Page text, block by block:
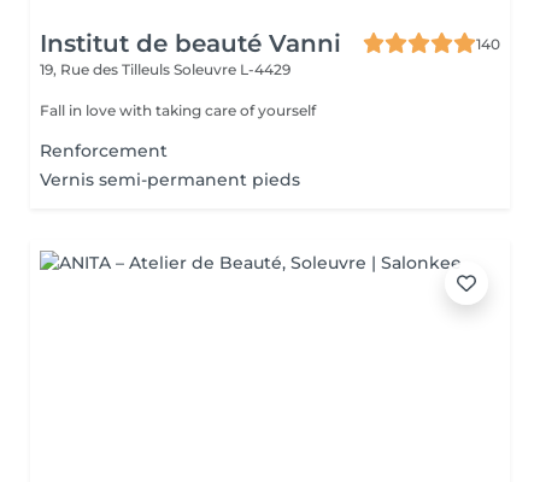
Institut de beauté Vanni
140
19, Rue des Tilleuls Soleuvre L-4429
Fall in love with taking care of yourself
Renforcement
Vernis semi-permanent pieds